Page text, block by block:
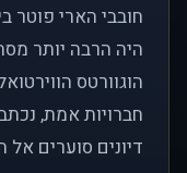
חובבי הארי פוטר
היה הרבה יותר
הוגוורטס
חברויות אמת,
דיונים סוערים אל